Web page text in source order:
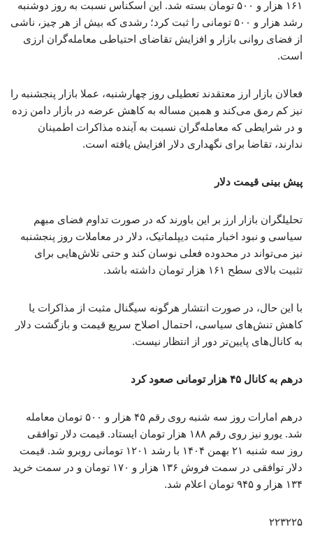
۱۶۱ هزار و ۵۰۰ تومان بسته شد. این اسکناس نسبت به روز دوشنبه
رشد هزار و ۵۰۰ تومانی را ثبت کرد؛ رشدی که بیش از هر چیز، ناشی
از فضای روانی بازار و افزایش تقاضای احتیاطی معامله‌گران ارزی
است.
فعالان بازار ارز معتقدند تعطیلی‌ روز چهارشنبه، عملا بازار پنجشنبه را
نیز کم رمق می‌کند و همین مساله به کاهش عرضه در بازار دامن زده
و در شرایطی که معامله‌گران نسبت به آینده مذاکرات اطمینان
ندارند، تقاضا برای نگهداری دلار افزایش یافته است.
پیش‌ بینی قیمت دلار
تحلیلگران بازار ارز بر این باورند که در صورت تداوم فضای مبهم
سیاسی و نبود اخبار مثبت دیپلماتیک، دلار در معاملات روز پنجشنبه
نیز می‌تواند در محدوده فعلی نوسان کند و حتی تلاش‌هایی برای
تثبیت بالای سطح ۱۶۱ هزار تومان داشته باشد.
با این حال، در صورت انتشار هرگونه سیگنال مثبت از مذاکرات یا
کاهش تنش‌های سیاسی، احتمال اصلاح سریع قیمت و بازگشت دلار
به کانال‌های پایین‌تر دور از انتظار نیست.
درهم به کانال ۴۵ هزار تومانی صعود کرد
درهم امارات روز سه شنبه روی رقم ۴۵ هزار و ۵۰۰ تومان معامله
شد. یورو نیز روی رقم ۱۸۸ هزار تومان ایستاد. قیمت دلار توافقی
روز سه شنبه ۲۱ بهمن ۱۴۰۴ با رشد ۱۲۰۱ تومانی روبرو شد. قیمت
دلار توافقی در سمت فروش ۱۳۶ هزار و ۱۷۰ تومان و در سمت خرید
۱۳۴ هزار و ۹۴۵ تومان اعلام شد.
۲۲۳۲۲۵